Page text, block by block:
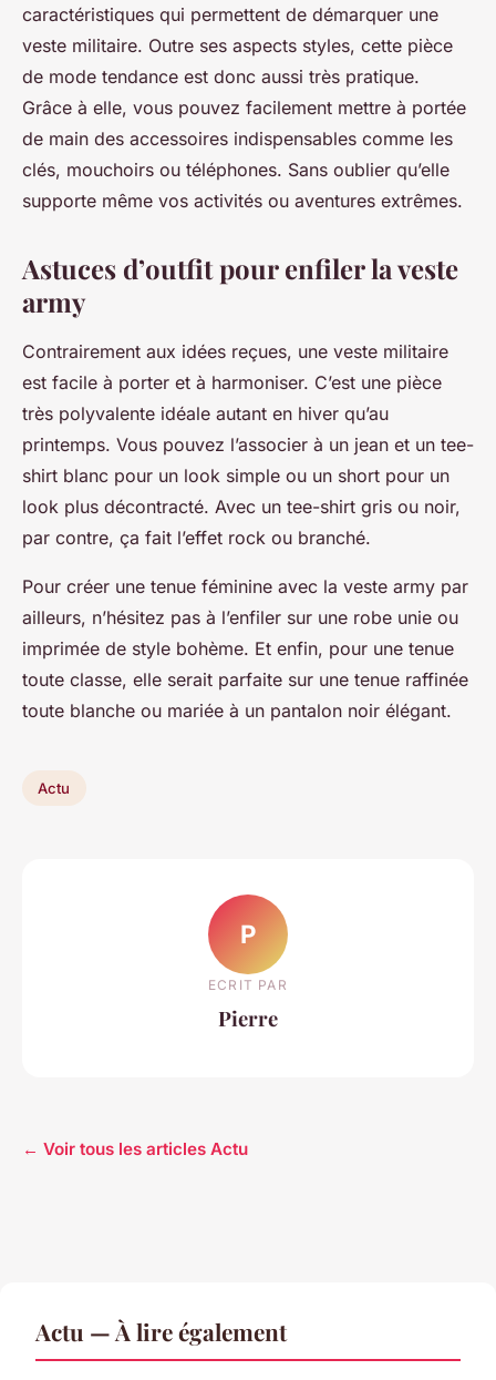
caractéristiques qui permettent de démarquer une
veste militaire. Outre ses aspects styles, cette pièce
de mode tendance est donc aussi très pratique.
Grâce à elle, vous pouvez facilement mettre à portée
de main des accessoires indispensables comme les
clés, mouchoirs ou téléphones. Sans oublier qu’elle
supporte même vos activités ou aventures extrêmes.
Astuces d’outfit pour enfiler la veste
army
Contrairement aux idées reçues, une veste militaire
est facile à porter et à harmoniser. C’est une pièce
très polyvalente idéale autant en hiver qu’au
printemps. Vous pouvez l’associer à un jean et un tee-
shirt blanc pour un look simple ou un short pour un
look plus décontracté. Avec un tee-shirt gris ou noir,
par contre, ça fait l’effet rock ou branché.
Pour créer une tenue féminine avec la veste army par
ailleurs, n’hésitez pas à l’enfiler sur une robe unie ou
imprimée de style bohème. Et enfin, pour une tenue
toute classe, elle serait parfaite sur une tenue raffinée
toute blanche ou mariée à un pantalon noir élégant.
Actu
P
ECRIT PAR
Pierre
← Voir tous les articles Actu
Actu — À lire également